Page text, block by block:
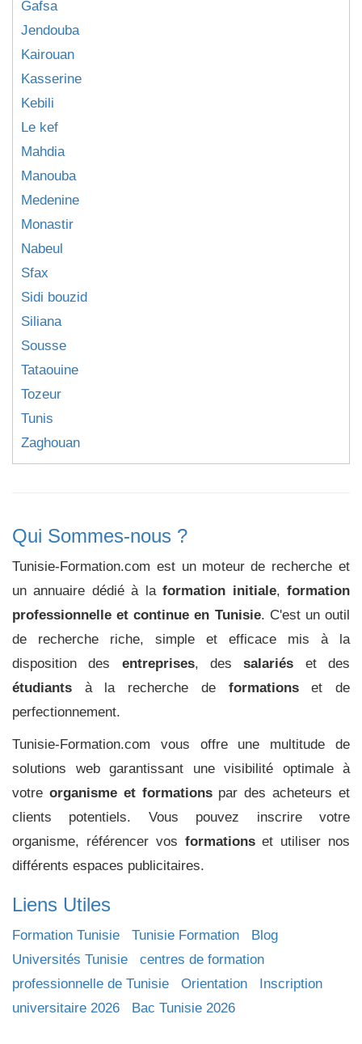
Gafsa
Jendouba
Kairouan
Kasserine
Kebili
Le kef
Mahdia
Manouba
Medenine
Monastir
Nabeul
Sfax
Sidi bouzid
Siliana
Sousse
Tataouine
Tozeur
Tunis
Zaghouan
Qui Sommes-nous ?
Tunisie-Formation.com est un moteur de recherche et
un annuaire dédié à laformation initiale,formation
professionnelle et continue en Tunisie. C'est un outil
de recherche riche, simple et efficace mis à la
disposition des entreprises, dessalariés et des
étudiants à la recherche de formationset de
perfectionnement.
Tunisie-Formation.com vous offre une multitude de
solutions web garantissant une visibilité optimale à
votre organisme et formationspar des acheteurs et
clients potentiels. Vous pouvez inscrire votre
organisme, référencer vos formationset utiliser nos
différents espaces publicitaires.
Liens Utiles
Formation Tunisie Tunisie Formation
Blog
Universités Tunisie
centres de formation
professionnelle de Tunisie
Orientation
Inscription
universitaire 2026
Bac Tunisie 2026